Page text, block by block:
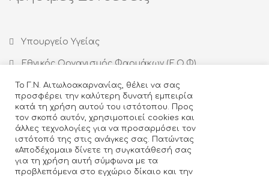
Υπουργείο Υγείας
Εθνικός Οργανισμός Φαρμάκων (Ε.Ο.Φ)
Εθνικός Οργανισμός Δημόσιας Υγείας (ΕΟΔΥ)
Οργανισμός κατά των Ναρκωτικών (ΟΚΑΝΑ)
Ιατρικός Σύλλογος Αγρινίου
Κέντρο Θεραπείας Εξαρτημένων Ατόμων (ΚΕΘΕΑ)
Το Γ.Ν. Αιτωλοακαρνανίας, θέλει να σας
προσφέρει την καλύτερη δυνατή εμπειρία
κατά τη χρήση αυτού του ιστότοπου. Προς
τον σκοπό αυτόν, χρησιμοποιεί cookies και
άλλες τεχνολογίες για να προσαρμόσει τον
ιστότοπό της στις ανάγκες σας. Πατώντας
«Αποδέχομαι» δίνετε τη συγκατάθεσή σας
για τη χρήση αυτή σύμφωνα με τα
προβλεπόμενα στο εγχώριο δίκαιο και την